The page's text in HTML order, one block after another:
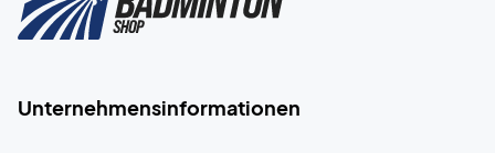
Unternehmensinformationen